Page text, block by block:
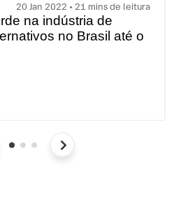
20 Jan 2022 • 21 mins de leitura
na indústria de
no Brasil até o